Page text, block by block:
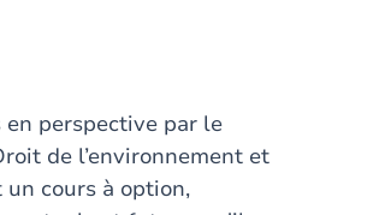
perspective par le
de l’environnement et
cours à option,